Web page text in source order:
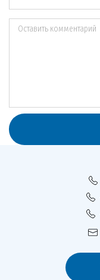
Оставить комментарий